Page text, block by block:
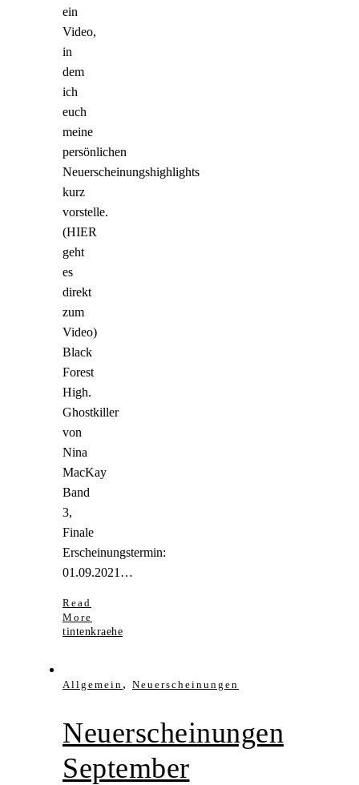
ein
Video,
in
dem
ich
euch
meine
persönlichen
Neuerscheinungshighlights
kurz
vorstelle.
(HIER
geht
es
direkt
zum
Video)
Black
Forest
High.
Ghostkiller
von
Nina
MacKay
Band
3,
Finale
Erscheinungstermin:
01.09.2021…
Read
More
tintenkraehe
Allgemein , Neuerscheinungen
Neuerscheinungen
September